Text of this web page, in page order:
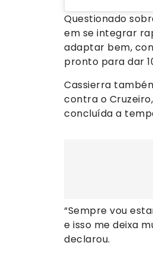
Questionado
em se integrar
adaptar bem,
pronto para dar
Cassierra
contra o
concluída a
“Sempre vou
e isso me deixa
declarou.